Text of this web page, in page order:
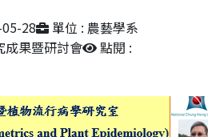
28
單位 : 農藝學系
果暨研討會
點閱 :